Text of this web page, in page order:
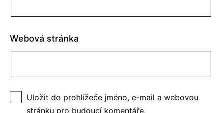
Webová stránka
Uložit do prohlížeče jméno, e-mail a webovou
stránku pro budoucí komentáře.